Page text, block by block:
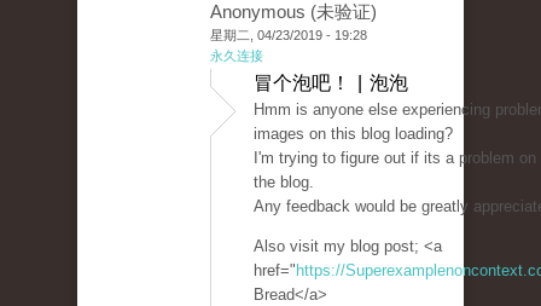
Anonymous (未验证)
星期二, 04/23/2019 - 19:28
永久连接
冒个泡吧！ | 泡泡
Hmm is anyone else experiencing
images on this blog loading?
I'm trying to figure out if its a problem
the blog.
Any feedback would be greatly
Also visit my blog post; <a
href=" https://
Bread</a>